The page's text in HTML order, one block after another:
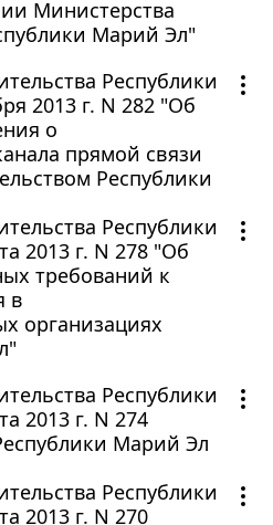
Министерства
Марий Эл"
Республики
2013 г. N 282 "Об
о
прямой связи
Республики
Республики
2013 г. N 278 "Об
требований к
в
организациях
Республики
2013 г. N 274
Марий Эл
Республики
2013 г. N 270